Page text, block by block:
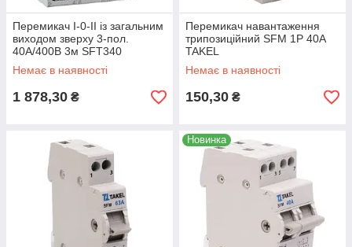
Перемикач I-0-II із загальним
виходом зверху 3-пол.
40А/400В 3м SFT340
(введення резервного
живлення)
Немає в наявності
1 878,30 ₴
Перемикач навантаження
трипозиційний SFM 1P 40A
TAKEL
Немає в наявності
150,30 ₴
Новинка